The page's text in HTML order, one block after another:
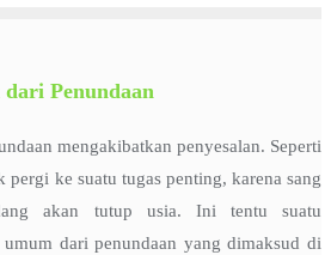
Penundaan
mengakibatkan penyesalan. Seperti
pergi ke suatu tugas penting, karena sang
akan tutup usia. Ini tentu suatu
dari penundaan yang dimaksud di